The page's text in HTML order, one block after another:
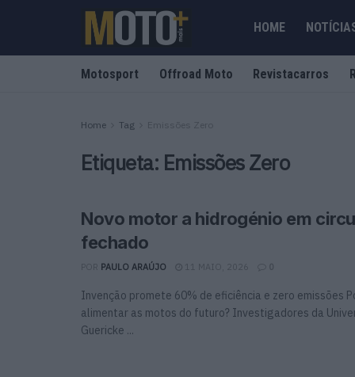
HOME
Motosport Offroad Moto Revistacarros
Home Tag Emissões Zero
Etiqueta: Emissões Zero
Novo motor a hidrogénio em
fechado
PAULO ARAÚJO 11 MAIO, 2026 0
Invenção promete 60% de eficiência e zero emissões
alimentar as motos do futuro? Investigadores da
Guericke ...